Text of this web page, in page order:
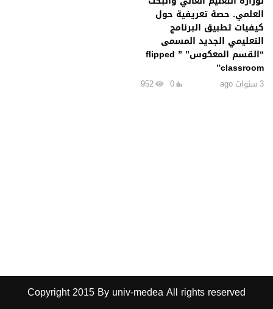
العلمي. حصة تعريفية حول
كيفيات تطبيق البرنامج
التعليمي الجديد المسمى
“القسم المعكوس” ” flipped
classroom”
3 سنوات ago 952 0
Copyright 2015 By univ-medea All rights reserved